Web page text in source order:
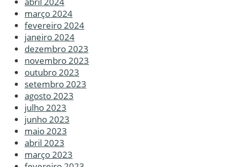
março 2024
fevereiro 2024
janeiro 2024
dezembro 2023
novembro 2023
outubro 2023
setembro 2023
agosto 2023
julho 2023
junho 2023
maio 2023
abril 2023
março 2023